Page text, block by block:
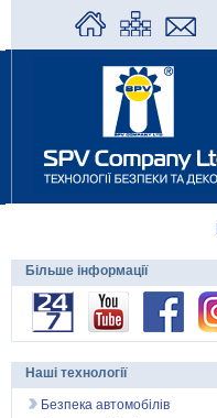
Більше інформації
Наші технології
Безпека автомобілів